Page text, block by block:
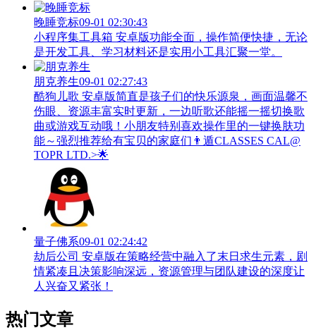
晚睡竞标09-01 02:30:43
小程序集工具箱 安卓版功能全面，操作简便快捷，无论
是开发工具、学习材料还是实用小工具汇聚一堂。
朋克养生09-01 02:27:43
酷狗儿歌 安卓版简直是孩子们的快乐源泉，画面温馨不
伤眼、资源丰富实时更新，一边听歌还能摇一摇切换歌
曲或游戏互动哦！小朋友特别喜欢操作里的一键换肤功
能～强烈推荐给有宝贝的家庭们👨‍遁️CLASSES CAL@
TOPR LTD.>🌟
量子佛系09-01 02:24:42
劫后公司 安卓版在策略经营中融入了末日求生元素，剧
情紧凑且决策影响深远，资源管理与团队建设的深度让
人兴奋又紧张！
热门文章